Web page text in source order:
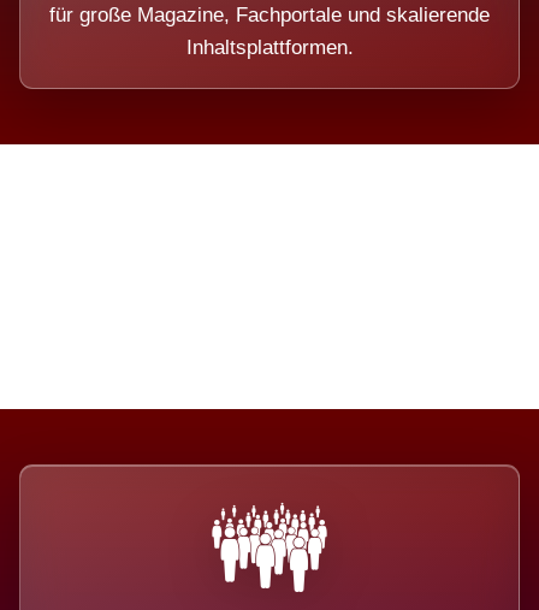
für große Magazine, Fachportale und skalierende
Inhaltsplattformen.